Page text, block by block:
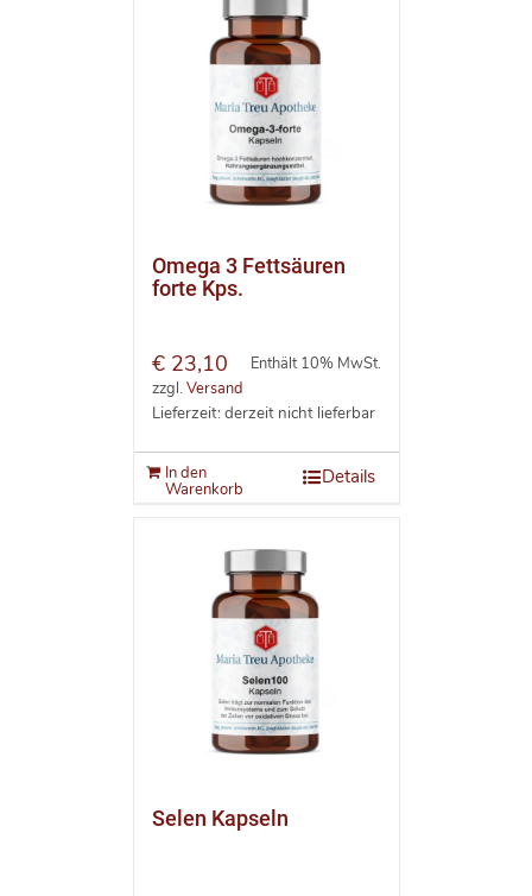
Omega 3 Fettsäuren
forte Kps.
€23,10
Enthält 10% MwSt.
zzgl. Versand
Lieferzeit: derzeit nicht lieferbar
In den
Warenkorb
Details
Selen Kapseln